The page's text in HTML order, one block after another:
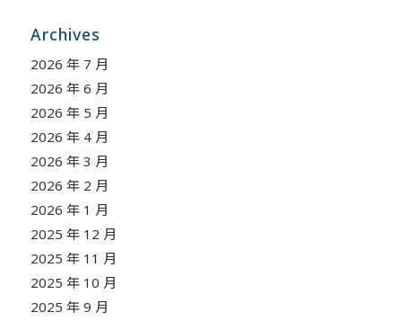
Archives
2026 年 7 月
2026 年 6 月
2026 年 5 月
2026 年 4 月
2026 年 3 月
2026 年 2 月
2026 年 1 月
2025 年 12 月
2025 年 11 月
2025 年 10 月
2025 年 9 月